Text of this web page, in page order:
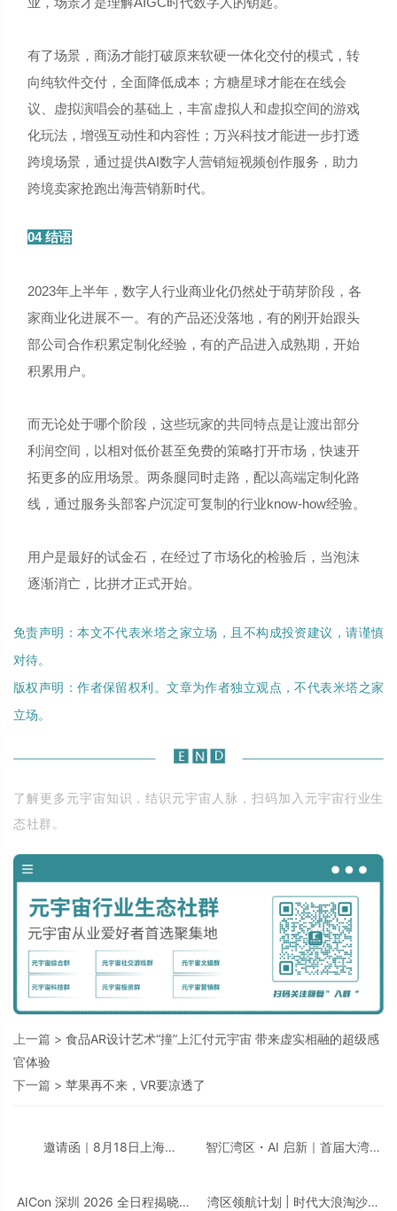
有了场景，商汤才能打破原来软硬一体化交付的模式，转
向纯软件交付，全面降低成本；方糖星球才能在在线会
议、虚拟演唱会的基础上，丰富虚拟人和虚拟空间的游戏
化玩法，增强互动性和内容性；万兴科技才能进一步打透
跨境场景，通过提供AI数字人营销短视频创作服务，助力
跨境卖家抢跑出海营销新时代。
04 结语
2023年上半年，数字人行业商业化仍然处于萌芽阶段，各
家商业化进展不一。有的产品还没落地，有的刚开始跟头
部公司合作积累定制化经验，有的产品进入成熟期，开始
积累用户。
而无论处于哪个阶段，这些玩家的共同特点是让渡出部分
利润空间，以相对低价甚至免费的策略打开市场，快速开
拓更多的应用场景。两条腿同时走路，配以高端定制化路
线，通过服务头部客户沉淀可复制的行业know-how经验。
用户是最好的试金石，在经过了市场化的检验后，当泡沫
逐渐消亡，比拼才正式开始。
免责声明：本文不代表米塔之家立场，且不构成投资建议，请谨慎
对待。
版权声明：作者保留权利。文章为作者独立观点，不代表米塔之家
立场。
了解更多元宇宙知识，结识元宇宙人脉，扫码加入元宇宙行业生
态社群。
上一篇 > 食品AR设计艺术“撞”上汇付元宇宙 带来虚实相融的超级感
官体验
下一篇 > 苹果再不来，VR要凉透了
邀请函｜8月18日上海
智汇湾区・AI 启新｜首届大湾区
AICon 深圳 2026 全日程揭晓｜
湾区领航计划 | 时代大浪淘沙，